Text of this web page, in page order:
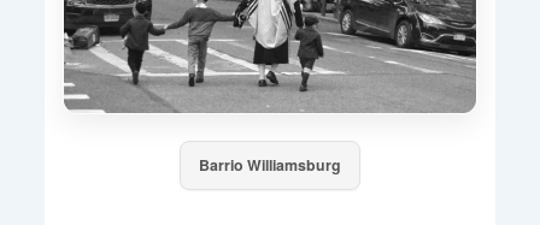
Barrio Williamsburg